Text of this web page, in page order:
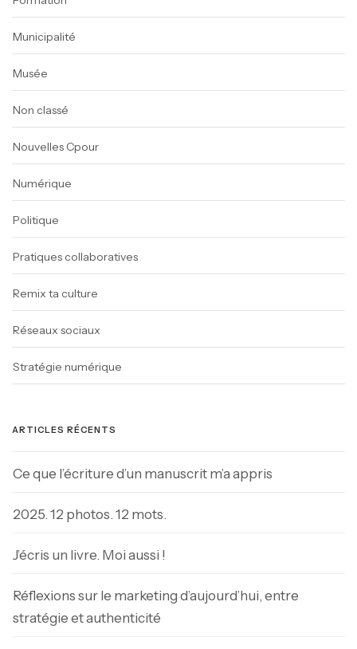
Municipalité
Musée
Non classé
Nouvelles Cpour
Numérique
Politique
Pratiques collaboratives
Remix ta culture
Réseaux sociaux
Stratégie numérique
ARTICLES RÉCENTS
Ce que l’écriture d’un manuscrit m’a appris
2025. 12 photos. 12 mots.
J’écris un livre. Moi aussi !
Réflexions sur le marketing d’aujourd’hui, entre
stratégie et authenticité